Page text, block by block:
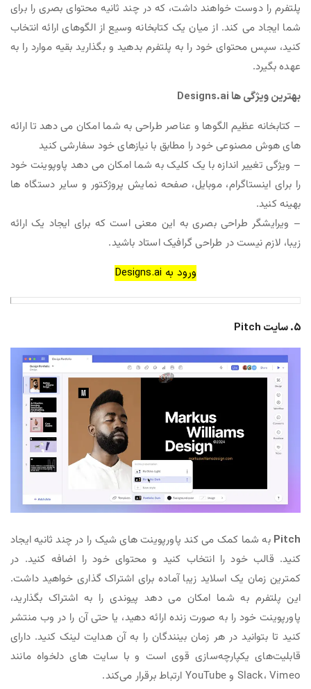
پلتفرم را دوست خواهند داشت، که در چند ثانیه محتوای بصری را برای
شما ایجاد می کند. از میان یک کتابخانه وسیع از الگوهای ارائه انتخاب
کنید، سپس محتوای خود را به پلتفرم بدهید و بگذارید بقیه موارد را به
عهده بگیرد.
بهترین ویژگی ها Designs.ai
– کتابخانه عظیم الگوها و عناصر طراحی به شما امکان می دهد تا ارائه
های هوش مصنوعی خود را مطابق با نیازهای خود سفارشی کنید
– ویژگی تغییر اندازه با یک کلیک به شما امکان می دهد پاوپوینت خود
را برای اینستاگرام، موبایل، صفحه نمایش پروژکتور و سایر دستگاه ها
بهینه کنید.
– ویرایشگر طراحی بصری به این معنی است که برای ایجاد یک ارائه
زیبا، لازم نیست در طراحی گرافیک استاد باشید.
ورود به Designs.ai
5. سایت Pitch
Pitch به شما کمک می کند پاورپوینت های شیک را در چند ثانیه ایجاد
کنید. قالب خود را انتخاب کنید و محتوای خود را اضافه کنید. در
کمترین زمان یک اسلاید زیبا آماده برای اشتراک گذاری خواهید داشت.
این پلتفرم به شما امکان می دهد پیوندی را به اشتراک بگذارید،
پاورپوینت خود را به صورت زنده ارائه دهید، یا حتی آن را در وب منتشر
کنید تا بتوانید در هر زمان بینندگان را به آن هدایت لینک کنید. دارای
قابلیت‌های یکپارچه‌سازی قوی است و با سایت های دلخواه مانند
Slack، Vimeo و YouTube ارتباط برقرار می‌کند.